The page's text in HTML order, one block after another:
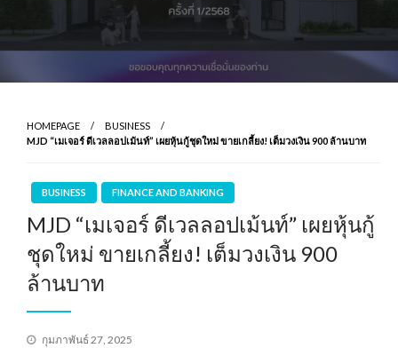
HOMEPAGE
BUSINESS
MJD “เมเจอร์ ดีเวลลอปเม้นท์” เผยหุ้นกู้ชุดใหม่ ขายเกลี้ยง! เต็มวงเงิน 900 ล้านบาท
BUSINESS FINANCE AND BANKING
MJD “เมเจอร์ ดีเวลลอปเม้นท์” เผยหุ้นกู้
ชุดใหม่ ขายเกลี้ยง! เต็มวงเงิน 900
ล้านบาท
Posted
กุมภาพันธ์ 27, 2025